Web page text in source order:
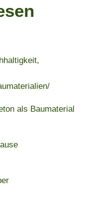
als Baumaterial